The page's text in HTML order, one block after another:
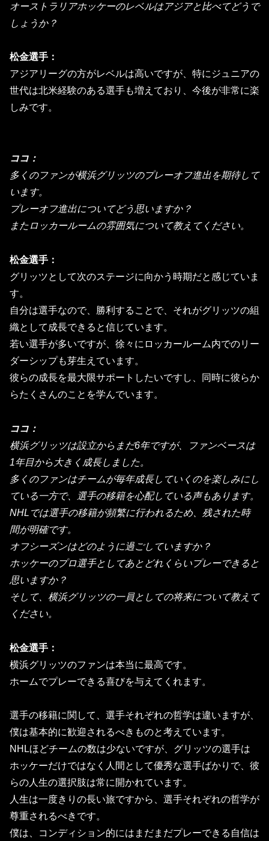
オーストラリアホッケーのレベルはアジアと比べてどうで
しょうか？
松金選手：
アジアリーグの方がレベルは高いですが、 特にジュニアの
世代は北米経験のある選手も増えており、 今後が非常に楽
しみです。
ココ：
多くのファンが横浜グリッツのプレーオフ進出を期待して
います。
プレーオフ進出についてどう思いますか？
またロッカールームの雰囲気について教えてください。
松金選手：
グリッツとして次のステージに向かう時期だと感じていま
す。
自分は選手なので、勝利することで、 それがグリッツの組
織として成長できると信じています。
若い選手が多いですが、 徐々にロッカールーム内でのリー
ダーシップも芽生えています。
彼らの成長を最大限サポートしたいですし、
同時に彼らか
らたくさんのことを学んでいます。
ココ：
横浜グリッツは設立からまだ6年ですが、
ファンベースは
1年目から大きく成長しました。
多くのファンはチームが毎年成長していくのを楽しみにし
ている一方で、選手の移籍を心配している声もあります。
NHLでは選手の移籍が頻繁に行われるため、 残された時
間が明確です。
オフシーズンはどのように過ごしていますか？
ホッケーのプロ選手としてあとどれくらいプレーできると
思いますか？
そして、 横浜グリッツの一員としての将来について教えて
ください。
松金選手：
横浜グリッツのファンは本当に最高です。
ホームでプレーできる喜びを与えてくれます。
選手の移籍に関して、選手それぞれの哲学は違いますが、
僕は基本的に歓迎されるべきものと考えています。
NHLほどチームの数は少ないですが、 グリッツの選手は
ホッケーだけではなく人間として優秀な選手ばかりで、彼
らの人生の選択肢は常に開かれています。
人生は一度きりの長い旅ですから、 選手それぞれの哲学が
尊重されるべきです。
僕は、
コンディション的にはまだまだプレーできる自信は